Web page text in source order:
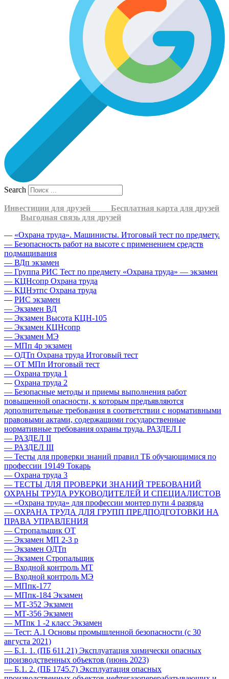
Search
Инвестиции для друзей
Бесплатная карта для друзей
Выгодная связь для друзей
— «Охрана труда». Машинисты. Итоговый тест по предмету.
— Безопасность работ на высоте с применением средств
подмащивания
— ВДп экзамен
— Группа РИС Тест по предмету «Охрана труда» — экзамен
— КЦНсопр Охрана труда
— КЦНэтпс Охрана труда
— РИС экзамен
— Экзамен ВД
— Экзамен Высота КЦН-105
— Экзамен КЦНсопр
— Экзамен МЭ
— МПп 4р экзамен
— ОДТп Охрана труда Итоговый тест
— ОТ МПп Итоговый тест
— Охрана труда 1
— Охрана труда 2
— Безопасные методы и приемы выполнения работ
повышенной опасности, к которым предъявляются
дополнительные требования в соответствии с нормативными
правовыми актами, содержащими государственные
нормативные требования охраны труда. РАЗДЕЛ I
— РАЗДЕЛ II
— РАЗДЕЛ III
— Тесты для проверки знаний правил ТБ обучающимися по
профессии 19149 Токарь
— Охрана труда 3
— ТЕСТЫ ДЛЯ ПРОВЕРКИ ЗНАНИЙ ТРЕБОВАНИЙ
ОХРАНЫ ТРУДА РУКОВОДИТЕЛЕЙ И СПЕЦИАЛИСТОВ
— «Охрана труда» для профессии монтер пути 4 разряда
— ОХРАНА ТРУДА ДЛЯ ГРУПП ПРЕДПОДГОТОВКИ НА
ПРАВА УПРАВЛЕНИЯ
— Стропальщик ОТ
— Экзамен МП 2-3 р
— Экзамен ОДТп
— Экзамен Стропальщик
— Входной контроль МТ
— Входной контроль МЭ
— МПпк-177
— МПпк-184 Экзамен
— МТ-352 Экзамен
— МТ-356 Экзамен
— МТпк 1 -2 класс Экзамен
— Тест: А.1 Основы промышленной безопасности (с 30
августа 2021)
— Б.1. 1. (ПБ 611.21) Эксплуатация химически опасных
производственных объектов (июнь 2023)
— Б.1. 2. (ПБ 1745.7) Эксплуатация опасных